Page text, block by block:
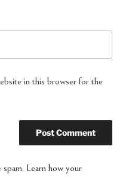
in this browser for the
Learn how your